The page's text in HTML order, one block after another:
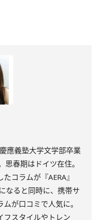
應義塾大学文学部卒業
春期はドイツ在住。
コラムが『AERA』
なると同時に、携帯サ
が口コミで人気に。
フスタイルやトレン